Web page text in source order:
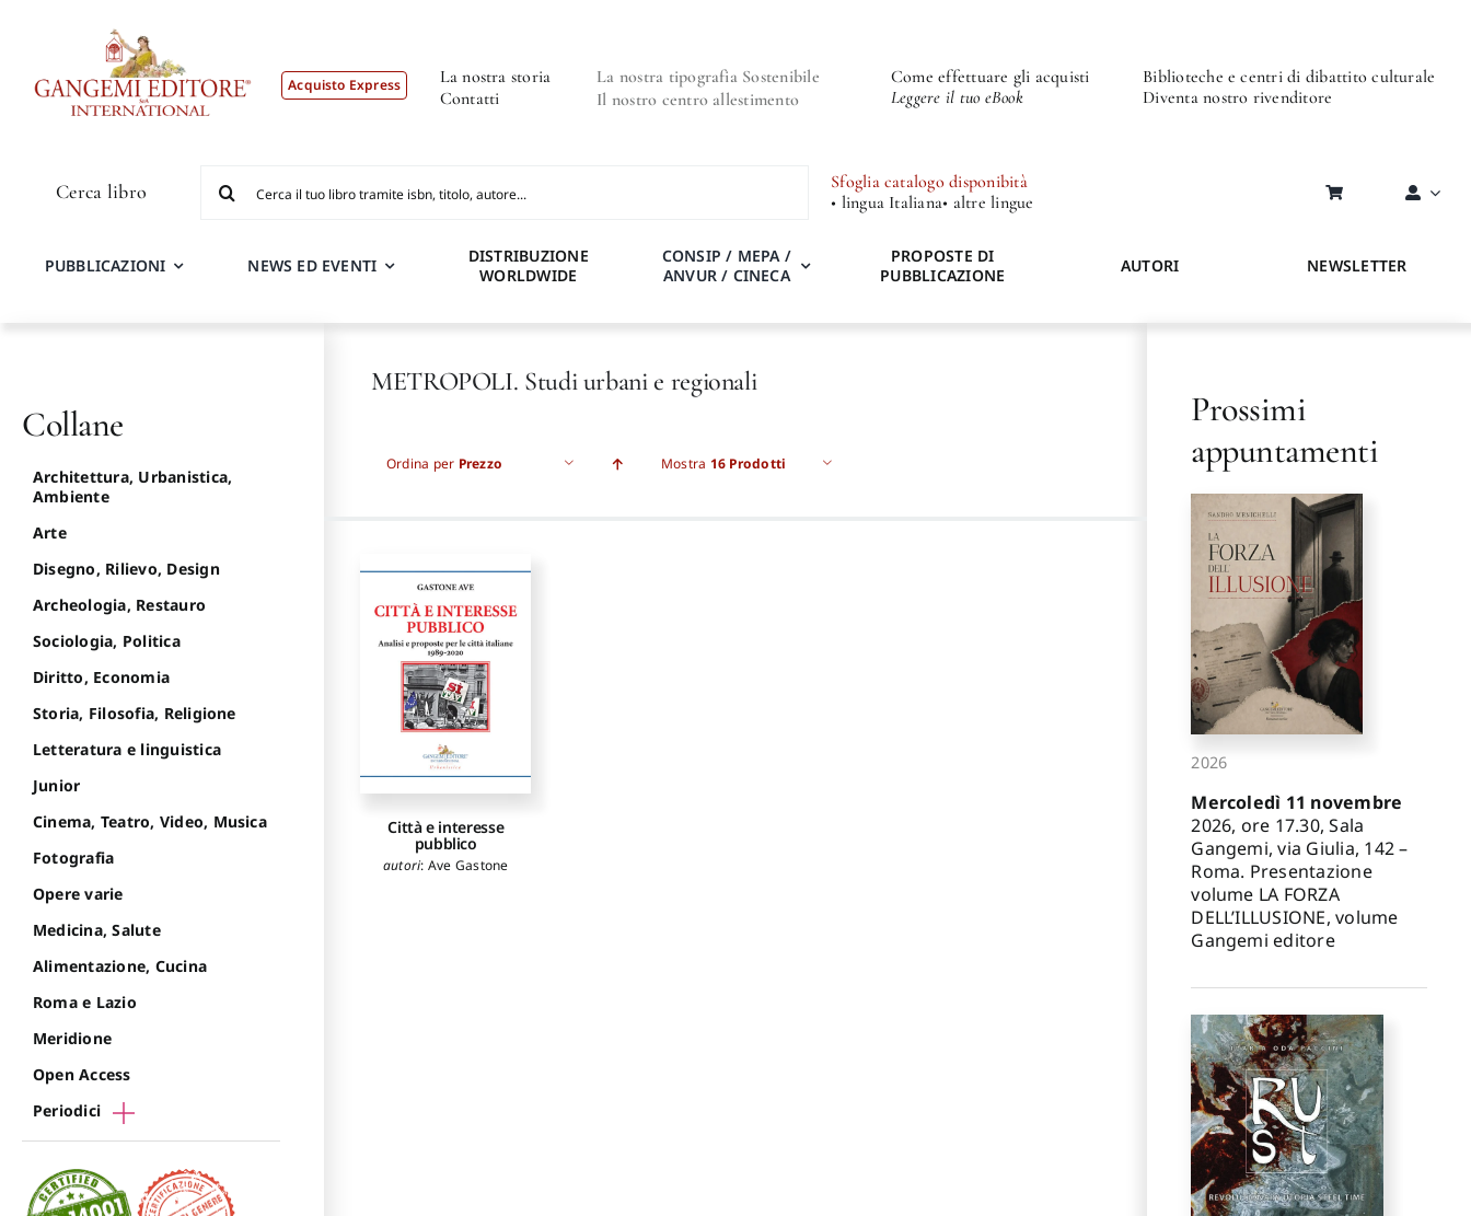
Acquisto Express
La nostra storia
Contatti
La nostra tipografia Sostenibile
Il nostro centro allestimento
Come effettuare gli acquisti
Leggere il tuo eBook
Biblioteche e centri di dibattito culturale
Diventa nostro rivenditore
Cerca libro
per:
Sfoglia catalogo disponibità
• lingua Italiana• altre lingue
PUBBLICAZIONI NEWS ED EVENTI
DISTRIBUZIONE
WORLDWIDE
CONSIP / MEPA /
ANVUR / CINECA
PROPOSTE DI
PUBBLICAZIONE
AUTORI NEWSLETTER
METROPOLI. Studi urbani e regionali
Ordina per Prezzo Mostra 16 Prodotti
Città e interesse
pubblico
autori: Ave Gastone
Collane
Architettura, Urbanistica,
Ambiente
Arte
Disegno, Rilievo, Design
Archeologia, Restauro
Sociologia, Politica
Diritto, Economia
Storia, Filosofia, Religione
Letteratura e linguistica
Junior
Cinema, Teatro, Video, Musica
Fotografia
Opere varie
Medicina, Salute
Alimentazione, Cucina
Roma e Lazio
Meridione
Open Access
Periodici
Prossimi
appuntamenti
2026
Mercoledì 11 novembre
2026, ore 17.30, Sala
Gangemi, via Giulia, 142 –
Roma. Presentazione
volume LA FORZA
DELL’ILLUSIONE, volume
Gangemi editore